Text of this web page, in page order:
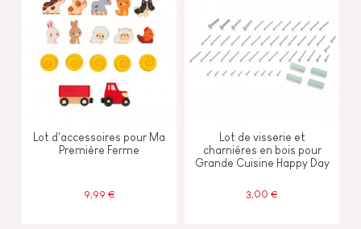
Lot d'accessoires pour Ma
Première Ferme
9,99 €
Lot de visserie et
charnières en bois pour
Grande Cuisine Happy Day
3,00 €